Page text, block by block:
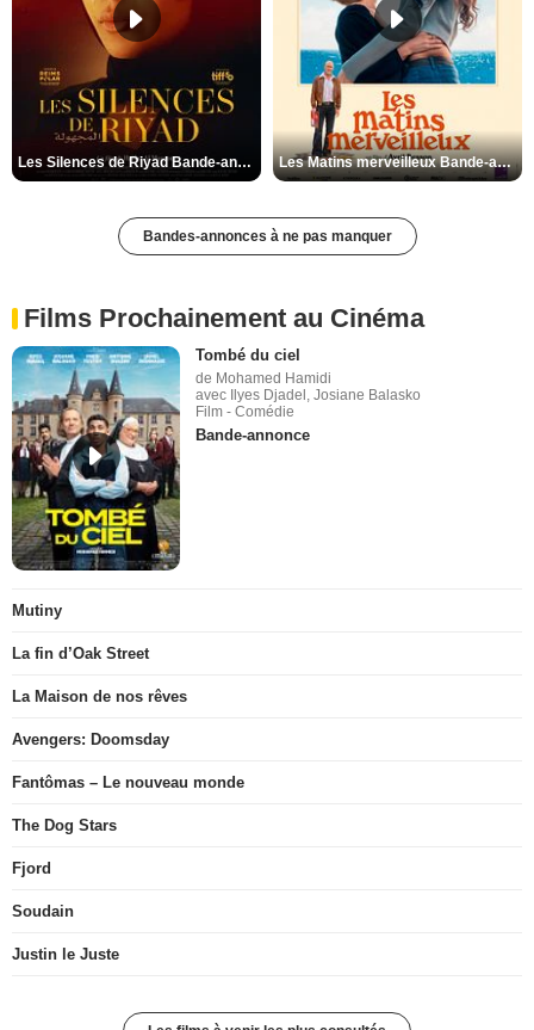
Les Silences de Riyad Bande-annonce VO STFR Les Matins merveilleux Bande-annonce VF
Bandes-annonces à ne pas manquer
Films Prochainement au Cinéma
Tombé du ciel
de Mohamed Hamidi
avec Ilyes Djadel, Josiane Balasko
Film - Comédie
Bande-annonce
Mutiny
La fin d’Oak Street
La Maison de nos rêves
Avengers: Doomsday
Fantômas – Le nouveau monde
The Dog Stars
Fjord
Soudain
Justin le Juste